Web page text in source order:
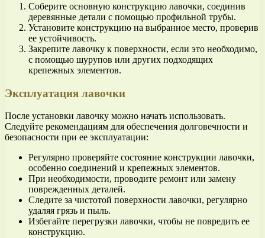
Соберите основную конструкцию лавочки, соединив
деревянные детали с помощью профильной трубы.
Установите конструкцию на выбранное место, проверив
ее устойчивость.
Закрепите лавочку к поверхности, если это необходимо,
с помощью шурупов или других подходящих
крепежных элементов.
Эксплуатация лавочки
После установки лавочку можно начать использовать.
Следуйте рекомендациям для обеспечения долговечности и
безопасности при ее эксплуатации:
Регулярно проверяйте состояние конструкции лавочки,
особенно соединений и крепежных элементов.
При необходимости, проводите ремонт или замену
поврежденных деталей.
Следите за чистотой поверхности лавочки, регулярно
удаляя грязь и пыль.
Избегайте перегрузки лавочки, чтобы не повредить ее
конструкцию.